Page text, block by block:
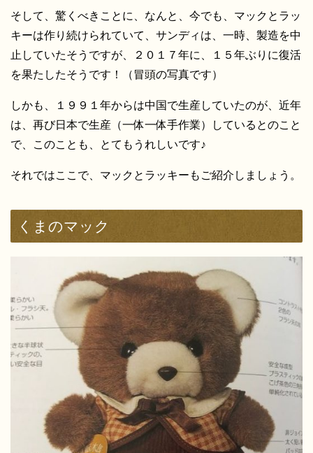
そして、驚くべきことに、なんと、今でも、マックとラッ
キーは作り続けられていて、サンディは、一時、製造を中
止していたそうですが、２０１７年に、１５年ぶりに復活
を果たしたそうです！（冒頭の写真です）
しかも、１９９１年からは中国で生産していたのが、近年
は、再び日本で生産（一体一体手作業）しているとのこと
で、このことも、とてもうれしいです♪
それではここで、マックとラッキーもご紹介しましょう。
くまのマック